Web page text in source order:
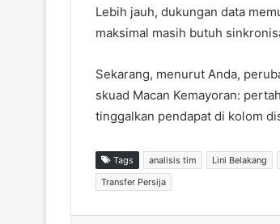
Lebih jauh, dukungan data
maksimal masih butuh
Sekarang, menurut Anda,
skuad Macan Kemayoran:
tinggalkan pendapat di kolom
Tags analisis tim Lini Belakang
Transfer Persija